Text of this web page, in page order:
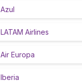
Azul
LATAM Airlines
Air Europa
Iberia